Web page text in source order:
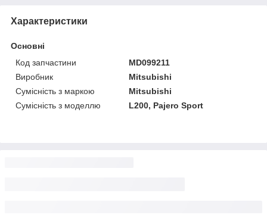
Характеристики
Основні
Код запчастини
MD099211
Виробник
Mitsubishi
Сумісність з маркою
Mitsubishi
Сумісність з моделлю
L200, Pajero Sport